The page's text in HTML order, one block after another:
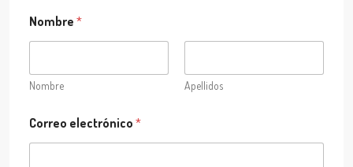
Nombre *
Nombre Apellidos
Correo electrónico *